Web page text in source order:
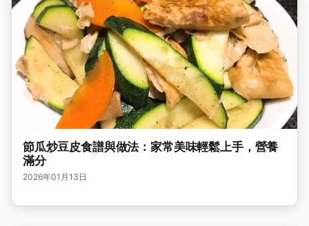
節瓜炒豆皮食譜與做法：家常美味輕鬆上手，營養
滿分
2026年01月13日